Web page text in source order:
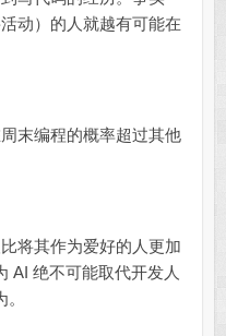
动）的人就越有可能在
末编程的概率超过其他
其作为爱好的人更加
AI 绝不可能取代开发人